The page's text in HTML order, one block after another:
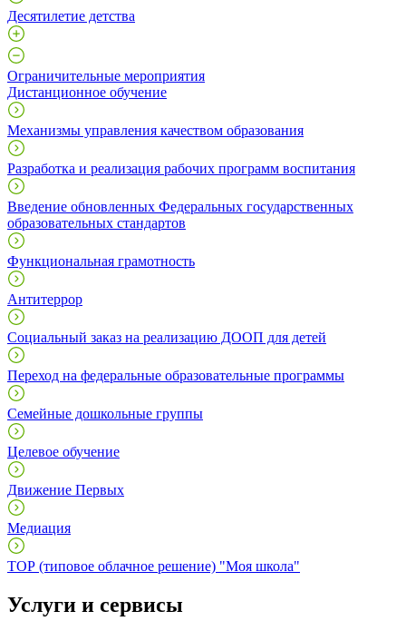
Десятилетие детства
Ограничительные мероприятия
Дистанционное обучение
Механизмы управления качеством образования
Разработка и реализация рабочих программ воспитания
Введение обновленных Федеральных государственных
образовательных стандартов
Функциональная грамотность
Антитеррор
Социальный заказ на реализацию ДООП для детей
Переход на федеральные образовательные программы
Семейные дошкольные группы
Целевое обучение
Движение Первых
Медиация
ТОР (типовое облачное решение) "Моя школа"
Услуги и сервисы